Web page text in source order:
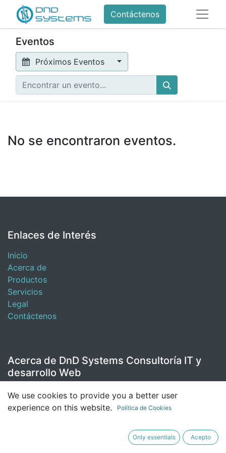
Contáctenos
Eventos
Próximos Eventos
No se encontraron eventos.
Enlaces de Interés
Inicio
Acerca de
Productos
Servicios
Legal
Contáctenos
Acerca de DnD Systems Consultoría IT y
desarrollo Web
DnD Systems Mallorca, Nos dedicamos a las
Instalaciones, Mantenimiento, Monitorización y
Puestos de trabajos y redes en Mallorca.
We use cookies to provide you a better user
experience on this website.
Política de Cookies
Only essentials Acepto